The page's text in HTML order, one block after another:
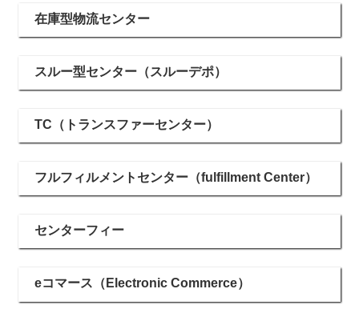
在庫型物流センター
スルー型センター（スルーデポ）
TC（トランスファーセンター）
フルフィルメントセンター（fulfillment Center）
センターフィー
eコマース（Electronic Commerce）